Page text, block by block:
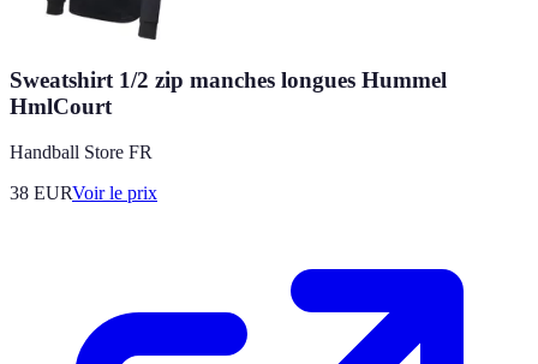
Sweatshirt 1/2 zip manches longues Hummel
HmlCourt
Handball Store FR
38 EURVoir le prix